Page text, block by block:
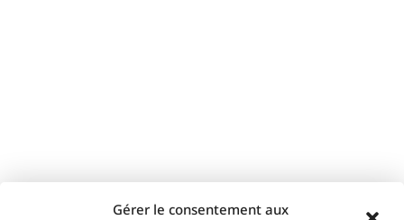
Gérer le consentement aux